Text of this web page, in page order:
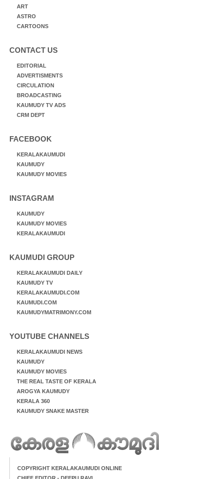
ART
ASTRO
CARTOONS
CONTACT US
EDITORIAL
ADVERTISMENTS
CIRCULATION
BROADCASTING
KAUMUDY TV ADS
CRM DEPT
FACEBOOK
KERALAKAUMUDI
KAUMUDY
KAUMUDY MOVIES
INSTAGRAM
KAUMUDY
KAUMUDY MOVIES
KERALAKAUMUDI
KAUMUDI GROUP
KERALAKAUMUDI DAILY
KAUMUDY TV
KERALAKAUMUDI.COM
KAUMUDI.COM
KAUMUDYMATRIMONY.COM
YOUTUBE CHANNELS
KERALAKAUMUDI NEWS
KAUMUDY
KAUMUDY MOVIES
THE REAL TASTE OF KERALA
AROGYA KAUMUDY
KERALA 360
KAUMUDY SNAKE MASTER
COPYRIGHT KERALAKAUMUDI ONLINE